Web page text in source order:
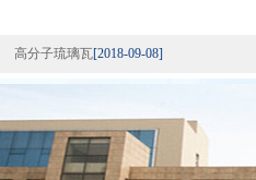
高分子琉璃瓦[2018-09-08]
高分子瓦分类：高分子仿古瓦、高分子小
高分子琉璃瓦[2018-09-08]